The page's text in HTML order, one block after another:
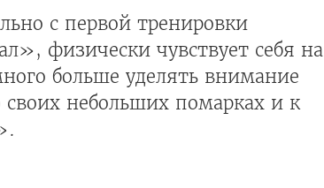
с первой тренировки
физически чувствует себя на
больше уделять внимание
небольших помарках и к